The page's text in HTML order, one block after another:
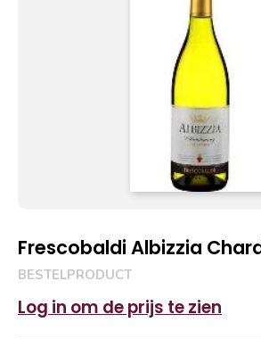
Frescobaldi Albizzia
BESTELPRODUCT
Log in om de prijs te zien